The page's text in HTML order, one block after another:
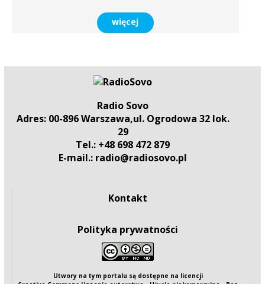
więcej
Radio Sovo
Adres: 00-896 Warszawa,ul. Ogrodowa 32 lok.
29
Tel.: +48 698 472 879
E-mail.: radio@radiosovo.pl
Kontakt
Polityka prywatności
Utwory na tym portalu są dostępne na licencji